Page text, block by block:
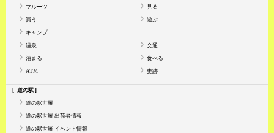
フルーツ 見る
買う 遊ぶ
キャンプ
温泉 交通
泊まる 食べる
ATM 史跡
道の駅
道の駅世羅
道の駅世羅 出荷者情報
道の駅世羅 イベント情報